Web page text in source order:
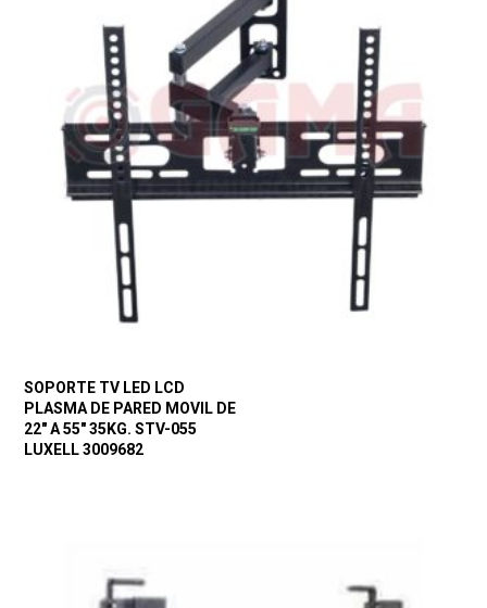
SOPORTE TV LED LCD
PLASMA DE PARED MOVIL DE
22″ A 55″ 35KG. STV-055
LUXELL 3009682